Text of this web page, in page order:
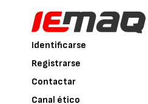
Identificarse
Registrarse
Contactar
Canal ético